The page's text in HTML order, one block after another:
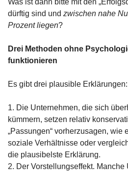
Was ist dann bitte mit den
dürftig sind und zwischen nahe
Prozent liegen?
Drei Methoden ohne
funktionieren
Es gibt drei plausible Erklärungen:
1. Die Unternehmen, die sich
kümmern, setzen relativ
„Passungen“ vorherzusagen, wie
soziale Verhältnisse oder
die plausibelste Erklärung.
2. Der Vorstellungseffekt.